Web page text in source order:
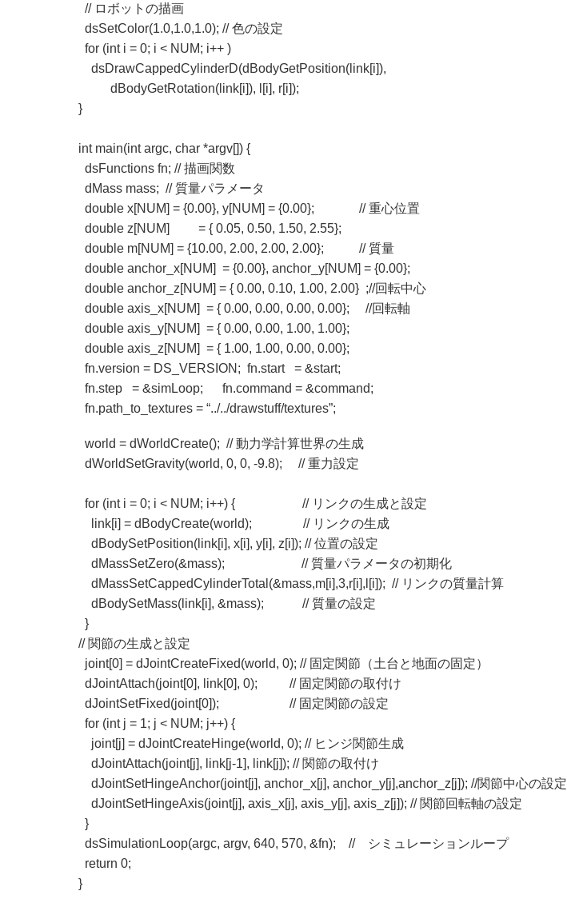
// ロボットの描画
dsSetColor(1.0,1.0,1.0); // 色の設定
for (int i = 0; i < NUM; i++ )
dsDrawCappedCylinderD(dBodyGetPosition(link[i]),
dBodyGetRotation(link[i]), l[i], r[i]);
}
int main(int argc, char *argv[]) {
dsFunctions fn; // 描画関数
dMass mass; // 質量パラメータ
double x[NUM] = {0.00}, y[NUM] = {0.00}; // 重心位置
double z[NUM] = { 0.05, 0.50, 1.50, 2.55};
double m[NUM] = {10.00, 2.00, 2.00, 2.00}; // 質量
double anchor_x[NUM] = {0.00}, anchor_y[NUM] = {0.00};
double anchor_z[NUM] = { 0.00, 0.10, 1.00, 2.00} ;//回転中心
double axis_x[NUM] = { 0.00, 0.00, 0.00, 0.00}; //回転軸
double axis_y[NUM] = { 0.00, 0.00, 1.00, 1.00};
double axis_z[NUM] = { 1.00, 1.00, 0.00, 0.00};
fn.version = DS_VERSION; fn.start = &start;
fn.step = &simLoop; fn.command = &command;
fn.path_to_textures = “../../drawstuff/textures”;
world = dWorldCreate(); // 動力学計算世界の生成
dWorldSetGravity(world, 0, 0, -9.8); // 重力設定
for (int i = 0; i < NUM; i++) { // リンクの生成と設定
link[i] = dBodyCreate(world); // リンクの生成
dBodySetPosition(link[i], x[i], y[i], z[i]); // 位置の設定
dMassSetZero(&mass); // 質量パラメータの初期化
dMassSetCappedCylinderTotal(&mass,m[i],3,r[i],l[i]); // リンクの質量計算
dBodySetMass(link[i], &mass); // 質量の設定
}
// 関節の生成と設定
joint[0] = dJointCreateFixed(world, 0); // 固定関節（土台と地面の固定）
dJointAttach(joint[0], link[0], 0); // 固定関節の取付け
dJointSetFixed(joint[0]); // 固定関節の設定
for (int j = 1; j < NUM; j++) {
joint[j] = dJointCreateHinge(world, 0); // ヒンジ関節生成
dJointAttach(joint[j], link[j-1], link[j]); // 関節の取付け
dJointSetHingeAnchor(joint[j], anchor_x[j], anchor_y[j],anchor_z[j]); //関節中心の設定
dJointSetHingeAxis(joint[j], axis_x[j], axis_y[j], axis_z[j]); // 関節回転軸の設定
}
dsSimulationLoop(argc, argv, 640, 570, &fn); // シミュレーションループ
return 0;
}